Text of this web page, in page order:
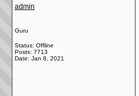
admin
Guru
Status: Offline
Posts: 7713
Date: Jan 8, 2021